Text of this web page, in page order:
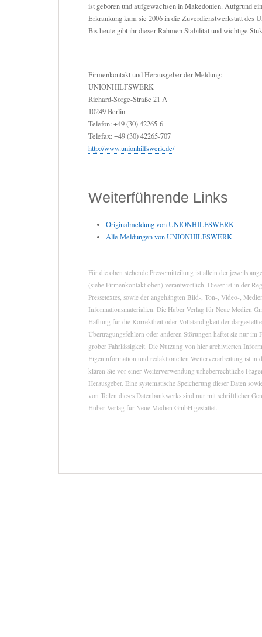
ist geboren und aufgewachsen in Makedonien. Aufgrund
Erkrankung kam sie 2006 in die Zuverdienstwerkstatt des
Bis heute gibt ihr dieser Rahmen Stabilität und wichtige
Firmenkontakt und Herausgeber der Meldung:
UNIONHILFSWERK
Richard-Sorge-Straße 21 A
10249 Berlin
Telefon: +49 (30) 42265-6
Telefax: +49 (30) 42265-707
http://www.unionhilfswerk.de/
Weiterführende Links
Originalmeldung von UNIONHILFSWERK
Alle Meldungen von UNIONHILFSWERK
Für die oben stehende Pressemitteilung ist allein der jeweils
(siehe Firmenkontakt oben) verantwortlich. Dieser ist in der
Pressetextes, sowie der angehängten Bild-, Ton-, Video-,
Informationsmaterialien. Die Huber Verlag für Neue Medien
Haftung für die Korrektheit oder Vollständigkeit der
Übertragungsfehlern oder anderen Störungen haftet sie nur im
grober Fahrlässigkeit. Die Nutzung von hier archivierten
Eigeninformation und redaktionellen Weiterverarbeitung ist in
klären Sie vor einer Weiterverwendung urheberrechtliche
Herausgeber. Eine systematische Speicherung dieser Daten
von Teilen dieses Datenbankwerks sind nur mit schriftlicher
Huber Verlag für Neue Medien GmbH gestattet.